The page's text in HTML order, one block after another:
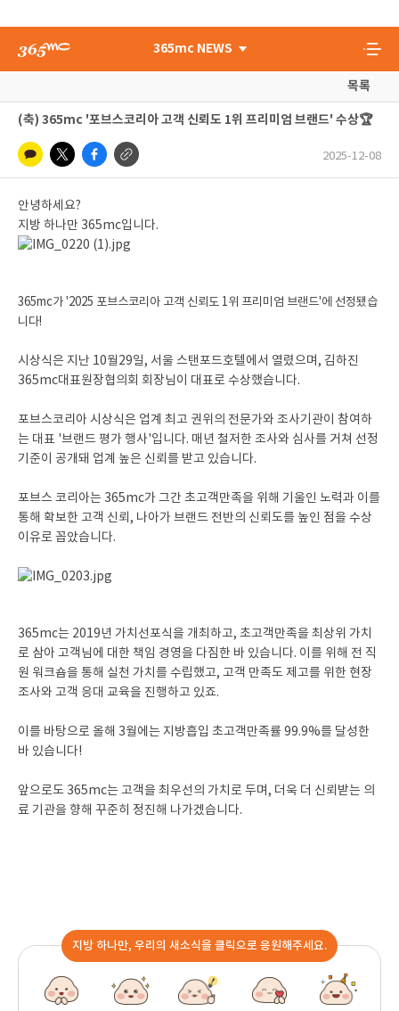
365mc NEWS
목록
(축) 365mc '포브스코리아 고객 신뢰도 1위 프리미엄 브랜드' 수상🏆️
2025-12-08
안녕하세요?
지방 하나만 365mc입니다.
365mc가 '2025 포브스코리아 고객 신뢰도 1위 프리미엄 브랜드'에 선정됐습
니다!
시상식은 지난 10월29일, 서울 스탠포드호텔에서 열렸으며, 김하진
365mc대표원장협의회 회장님이 대표로 수상했습니다.
포브스코리아 시상식은 업계 최고 권위의 전문가와 조사기관이 참여하
는 대표 '브랜드 평가 행사'입니다. 매년 철저한 조사와 심사를 거쳐 선정
기준이 공개돼 업계 높은 신뢰를 받고 있습니다.
포브스 코리아는 365mc가 그간 초고객만족을 위해 기울인 노력과 이를
통해 확보한 고객 신뢰, 나아가 브랜드 전반의 신뢰도를 높인 점을 수상
이유로 꼽았습니다.
365mc는 2019년 가치선포식을 개최하고, 초고객만족을 최상위 가치
로 삼아 고객님에 대한 책임 경영을 다짐한 바 있습니다. 이를 위해 전 직
원 워크숍을 통해 실천 가치를 수립했고, 고객 만족도 제고를 위한 현장
조사와 고객 응대 교육을 진행하고 있죠.
이를 바탕으로 올해 3월에는 지방흡입 초고객만족률 99.9%를 달성한
바 있습니다!
앞으로도 365mc는 고객을 최우선의 가치로 두며, 더욱 더 신뢰받는 의
료 기관을 향해 꾸준히 정진해 나가겠습니다.
지방 하나만, 우리의 새소식을 클릭으로 응원해주세요.